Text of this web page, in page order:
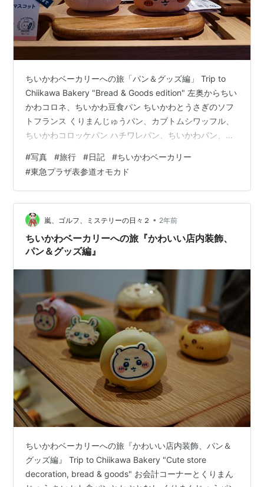
ちいかわベーカリーへの旅「パン＆グッズ編」 Trip to
Chiikawa Bakery "Bread & Goods edition" 左奥からちい
かわコロネ、ちいかわ豆食パン ちいかわとうさぎのソフ
トフランス くりまんじゅうパン、カブトムシワッフル、
ちいかわコロッケパン ハチワレパン、ちいかわパン、う
マンゴードリンク エコバッグ 保冷トートバッグとランチ
巾着 ランチョンマット パンみたいなもちもちマスコット
（ちいかわ） パンみたいなもちもちマスコット（ハチワ
レ） パンみたいなもちもちマスコット（うさぎ） パンみ
たいなもちもちマスコット…
#写真 #旅行 #日記 #ちいかわベーカリー
#東急プラザ表参道オモカド
嵐、ゴルフ、ミステリーの日々２ • 2年前
ちいかわベーカリーへの旅『かわいい店内装飾、
パン＆グッズ編』
ちいかわベーカリーへの旅『かわいい店内装飾、パン＆
グッズ編』 Trip to Chiikawa Bakery "Cute store
decoration, bread & goods" お会計コーナーとくりまん